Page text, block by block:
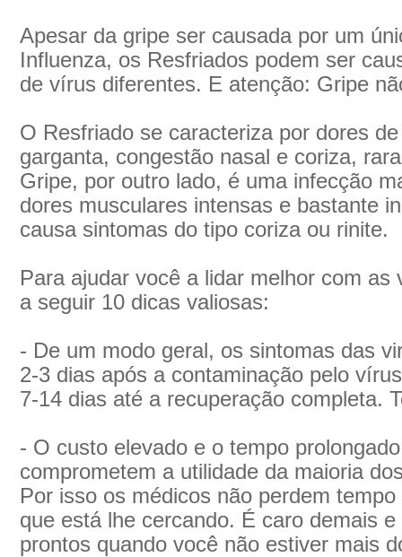
Apesar da gripe ser causada por um
Influenza, os Resfriados podem ser
de vírus diferentes. E atenção: Gripe
O Resfriado se caracteriza por dores
garganta, congestão nasal e coriza,
Gripe, por outro lado, é uma infecção
dores musculares intensas e bastante
causa sintomas do tipo coriza ou rinite.
Para ajudar você a lidar melhor com as
a seguir 10 dicas valiosas:
- De um modo geral, os sintomas das
2-3 dias após a contaminação pelo
7-14 dias até a recuperação completa.
- O custo elevado e o tempo
comprometem a utilidade da maioria
Por isso os médicos não perdem
que está lhe cercando. É caro demais
prontos quando você não estiver mais